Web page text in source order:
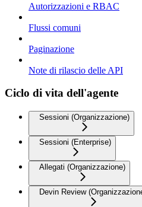
Autorizzazioni e RBAC
Flussi comuni
Paginazione
Note di rilascio delle API
Ciclo di vita dell'agente
Sessioni (Organizzazione)
Sessioni (Enterprise)
Allegati (Organizzazione)
Devin Review